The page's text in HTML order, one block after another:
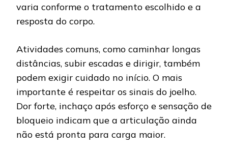
varia conforme o tratamento escolhido e a
resposta do corpo.
Atividades comuns, como caminhar longas
distâncias, subir escadas e dirigir, também
podem exigir cuidado no início. O mais
importante é respeitar os sinais do joelho.
Dor forte, inchaço após esforço e sensação de
bloqueio indicam que a articulação ainda
não está pronta para carga maior.